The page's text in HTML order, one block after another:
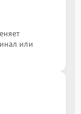
или